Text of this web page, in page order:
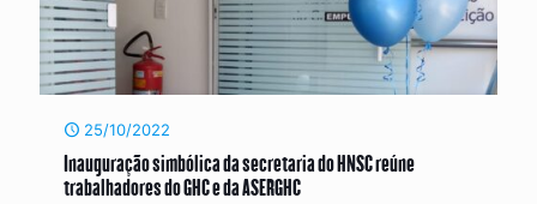
25/10/2022
Inauguração simbólica da secretaria do HNSC reúne
trabalhadores do GHC e da ASERGHC